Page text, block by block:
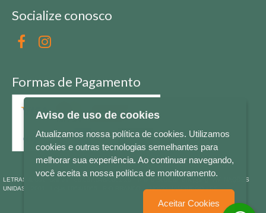
Socialize conosco
Formas de Pagamento
LETRAS & CIA - CNPJ n° 88.587.548/0001-20 - Térreo Bourbon Shopping - AV. NAÇÕES
UNIDAS , 2001 - Lojas 1064/1065 - RIO BRANCO - - NOVO HAMBURGO - RS
Aviso de uso de cookies
Atualizamos nossa política de cookies. Utilizamos
cookies e outras tecnologias semelhantes para
melhorar sua experiência. Ao continuar navegando,
você aceita a nossa política de monitoramento.
Aceitar Cookies